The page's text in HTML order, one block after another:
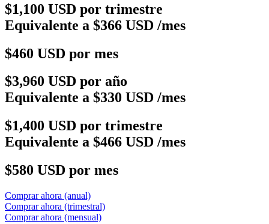
$1,100 USD por trimestre
Equivalente a $366 USD /mes
$460 USD por mes
$3,960 USD por año
Equivalente a $330 USD /mes
$1,400 USD por trimestre
Equivalente a $466 USD /mes
$580 USD por mes
Comprar ahora (anual)
Comprar ahora (trimestral)
Comprar ahora (mensual)